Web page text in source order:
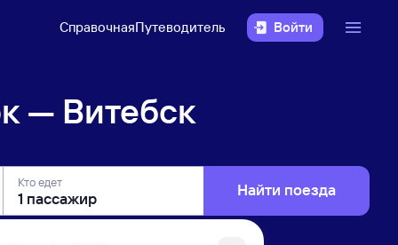
СправочнаяПутеводитель Войти
— Витебск
Кто едет Найти поезда